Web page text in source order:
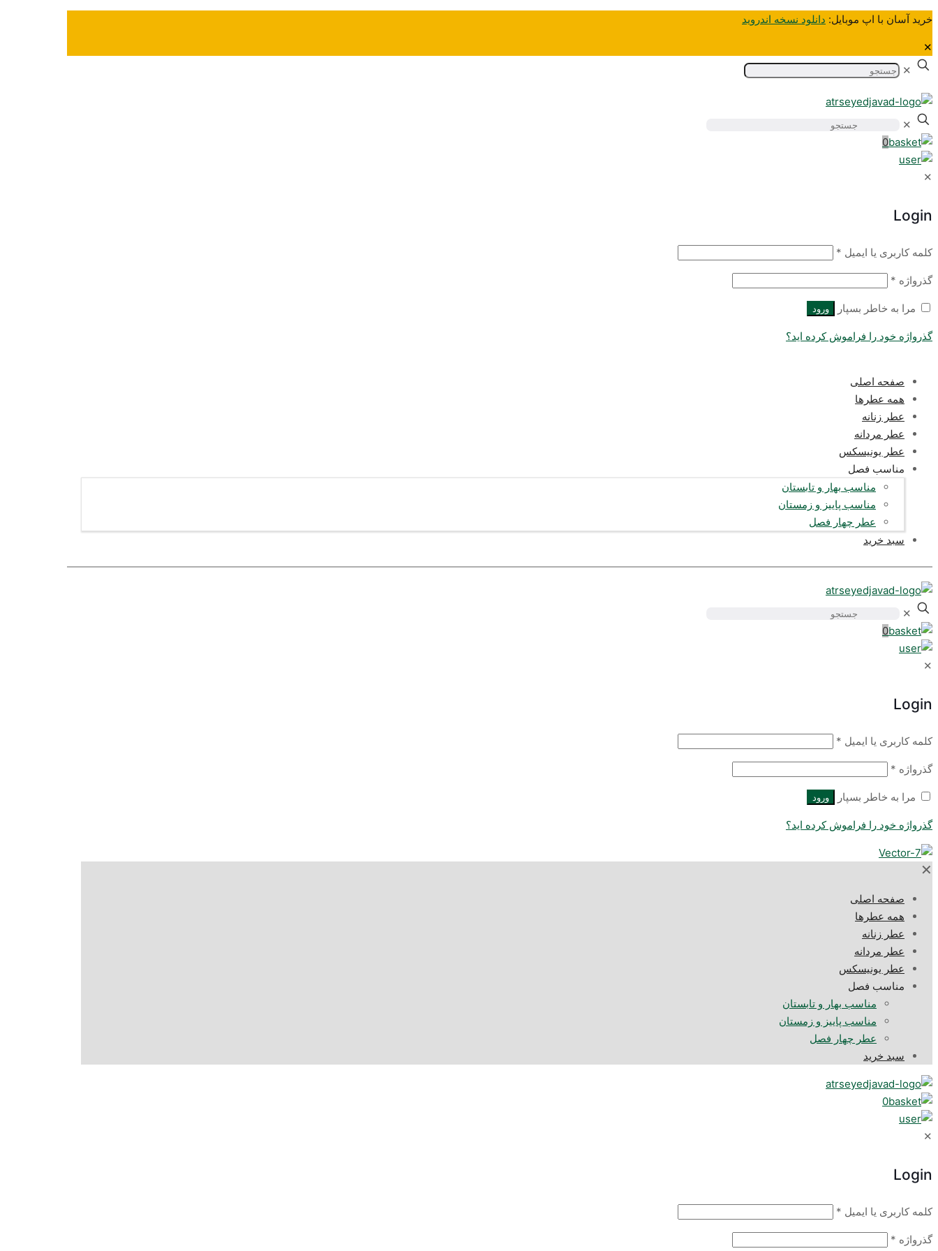
خرید آسان‌ با اپ موبایل: دانلود نسخه اندروید
✕
✕
✕
0
✕
Login
کلمه کاربری یا ایمیل *
گذرواژه *
مرا به خاطر بسپار ورود
گذرواژه خود را فراموش کرده اید؟
صفحه اصلی
همه عطرها
عطر زنانه
عطر مردانه
عطر یونیسکس
مناسب فصل
مناسب بهار و تابستان
مناسب پاییز و زمستان
عطر چهار فصل
سبد خرید
✕
0
✕
Login
کلمه کاربری یا ایمیل *
گذرواژه *
مرا به خاطر بسپار ورود
گذرواژه خود را فراموش کرده اید؟
✕
صفحه اصلی
همه عطرها
عطر زنانه
عطر مردانه
عطر یونیسکس
مناسب فصل
مناسب بهار و تابستان
مناسب پاییز و زمستان
عطر چهار فصل
سبد خرید
0
✕
Login
کلمه کاربری یا ایمیل *
گذرواژه *